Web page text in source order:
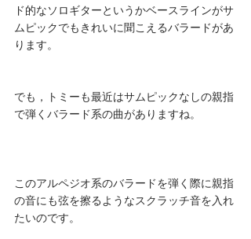
ド的なソロギターというかベースラインがサ
ムピックでもきれいに聞こえるバラードがあ
ります。
でも，トミーも最近はサムピックなしの親指
で弾くバラード系の曲がありますね。
このアルペジオ系のバラードを弾く際に親指
の音にも弦を擦るようなスクラッチ音を入れ
たいのです。